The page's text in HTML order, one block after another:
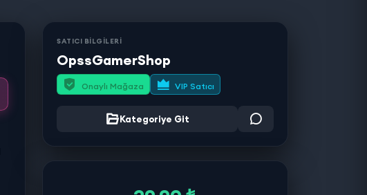
SATICI BİLGİLERİ
OpssGamerShop
Onaylı Mağaza VIP Satıcı
Kategoriye Git